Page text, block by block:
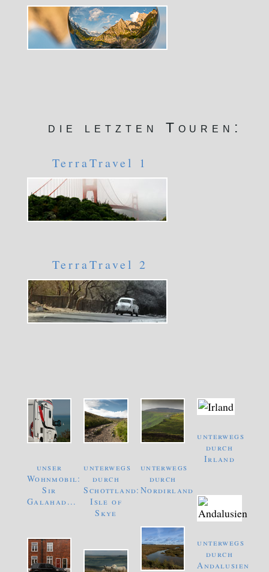
die letzten Touren:
TerraTravel 1
TerraTravel 2
unser
Wohnmobil:
Sir
Galahad...
unterwegs
durch
Schottland:
Isle of
Skye
unterwegs
durch
Nordirland
unterwegs
durch
Irland
unterwegs
durch
Andalusien